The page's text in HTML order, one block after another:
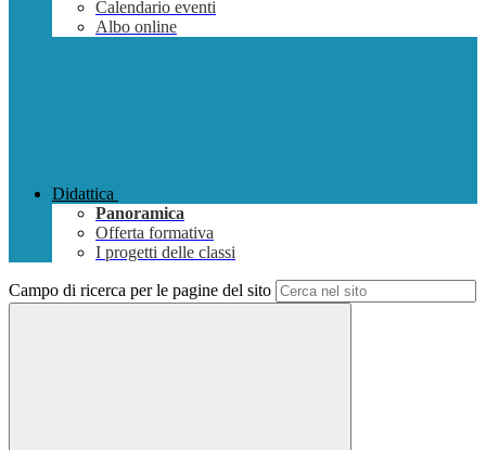
Calendario eventi
Albo online
Didattica
Panoramica
Offerta formativa
I progetti delle classi
Campo di ricerca per le pagine del sito